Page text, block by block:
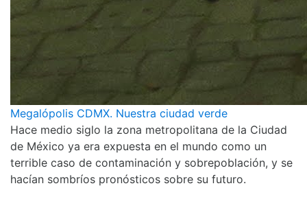
Megalópolis CDMX. Nuestra ciudad verde
Hace medio siglo la zona metropolitana de la Ciudad
de México ya era expuesta en el mundo como un
terrible caso de contaminación y sobrepoblación, y se
hacían sombríos pronósticos sobre su futuro.